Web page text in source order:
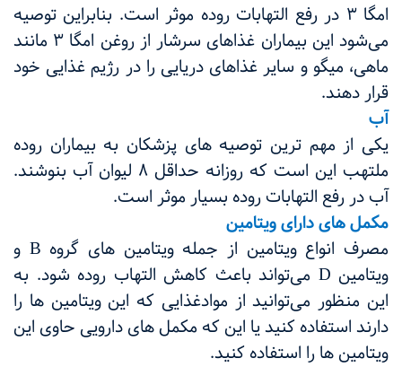
امگا ۳ در رفع التهابات روده موثر است. بنابراین توصیه
می‌شود این بیماران غذاهای سرشار از روغن امگا ۳ مانند
ماهی، میگو و سایر غذاهای دریایی را در رژیم غذایی خود
قرار دهند.
آب
یکی از مهم ترین توصیه های پزشکان به بیماران روده
ملتهب این است که روزانه حداقل ۸ لیوان آب بنوشند.
آب در رفع التهابات روده بسیار موثر است.
مکمل های دارای ویتامین
مصرف انواع ویتامین از جمله ویتامین های گروه B و
ویتامین D می‌تواند باعث کاهش التهاب روده شود. به
این منظور می‌توانید از موادغذایی که این ویتامین ها را
دارند استفاده کنید یا این که مکمل های دارویی حاوی این
ویتامین ها را استفاده کنید.